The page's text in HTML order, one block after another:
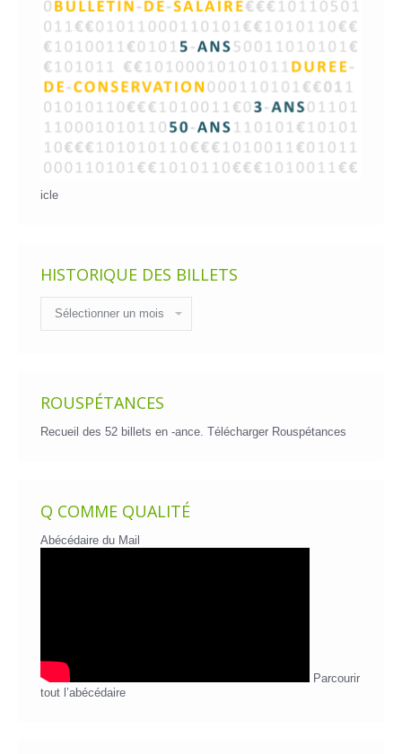
icle
HISTORIQUE DES BILLETS
des
billets
ROUSPÉTANCES
Recueil des 52 billets en -ance. Télécharger Rouspétances
Q COMME QUALITÉ
Abécédaire du Mail
Parcourir
tout l’abécédaire